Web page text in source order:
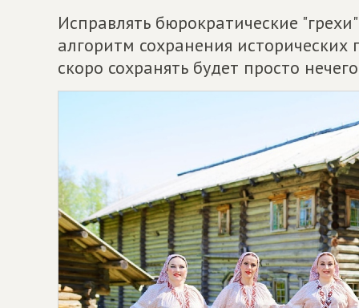
Исправлять бюрократические
алгоритм сохранения
скоро сохранять будет просто